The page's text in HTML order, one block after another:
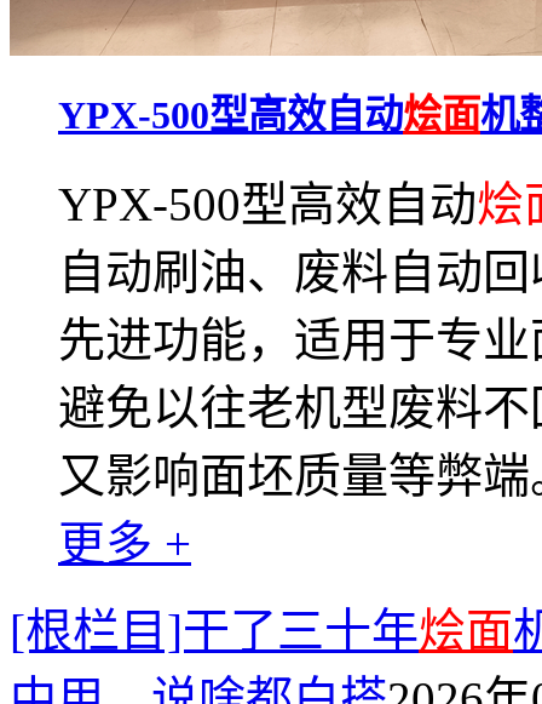
YPX-500型高效自动烩面机
YPX-500型高效自动烩
自动刷油、废料自动
先进功能，适用于专
避免以往老机型废料
又影响面坯质量等弊端
更多 +
[根栏目]干了三十年烩面